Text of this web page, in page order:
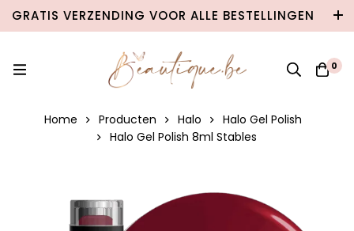
GRATIS VERZENDING VOOR ALLE BESTELLINGEN
VANAF €100 IN BELGIË & €120 NAAR
0
Home Producten Halo
Halo Gel Polish
Halo Gel Polish 8ml Stables